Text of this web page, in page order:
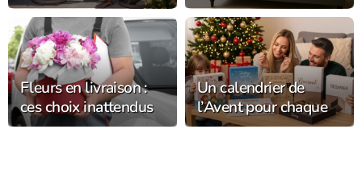
votre salon de jardin
meuble oublié qui
transforme votre
salon avec élégance
Fleurs en livraison :
ces choix inattendus
qui font fondre les
Un calendrier de
l’Avent pour chaque
membre de la famille